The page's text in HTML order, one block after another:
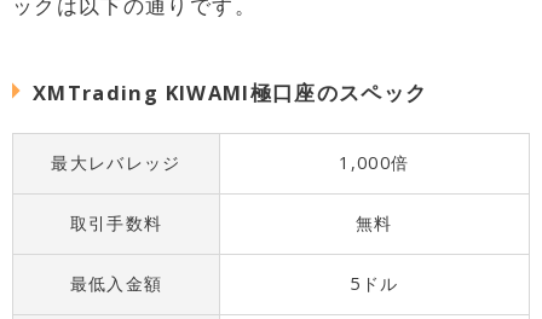
XMTrading KIWAMI極口座のスペック
最大レバレッジ 1,000倍
取引手数料 無料
最低入金額 5ドル